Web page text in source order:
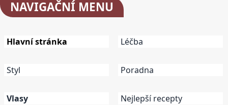
NAVIGAČNÍ MENU
Hlavní stránka
Styl
Vlasy
Léčba
Poradna
Nejlepší recepty